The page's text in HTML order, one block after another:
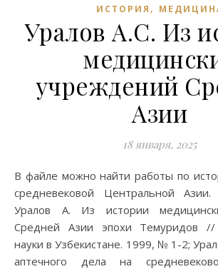
ИСТОРИЯ ,
Уралов А.С. Из
учреждений
Азии
18 января, 2025
В файле можно найти работы по истории медицины в
средневековой Центральной Азии.
Уралов А. Из истории
Средней Азии эпохи Темуридов
науки в Узбекистане. 1999, № 1-2;
аптечного дела на